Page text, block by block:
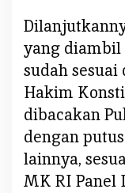
yang diambil
sudah
Hakim
dibacakan
dengan
lainnya,
MK RI Panel